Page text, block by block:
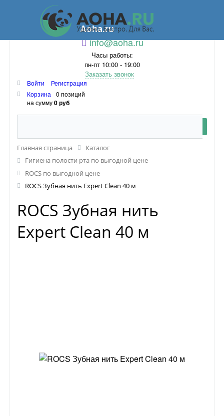
Aoha.ru
info@aoha.ru
Часы работы:
пн-пт 10:00 - 19:00
Заказать звонок
Войти
Регистрация
Корзина
0 позиций
на сумму0 руб
Главная страница
Каталог
Гигиена полости рта по выгодной цене
ROCS по выгодной цене
ROCS Зубная нить Expert Clean 40 м
ROCS Зубная нить
Expert Clean 40 м